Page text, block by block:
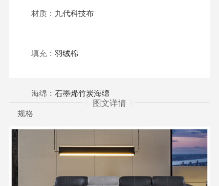
材质： 九代科技布
填充：羽绒棉
海绵：石墨烯竹炭海绵
规格
类型
面料
图文详情